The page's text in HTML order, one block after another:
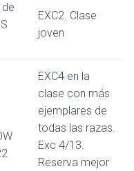
EXC2. Clase
joven
EXC4 en la
clase con más
ejemplares de
todas las razas.
Exc 4/13.
Reserva mejor